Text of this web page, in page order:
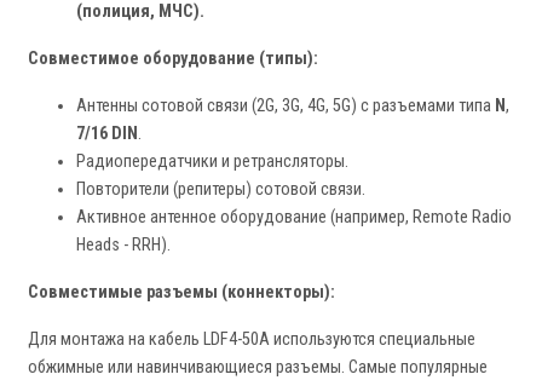
(полиция, МЧС).
Совместимое оборудование (типы):
Антенны сотовой связи (2G, 3G, 4G, 5G) с разъемами типа N,
7/16 DIN .
Радиопередатчики и ретрансляторы.
Повторители (репитеры) сотовой связи.
Активное антенное оборудование (например, Remote Radio
Heads - RRH).
Совместимые разъемы (коннекторы):
Для монтажа на кабель LDF4-50A используются специальные
обжимные или навинчивающиеся разъемы. Самые популярные